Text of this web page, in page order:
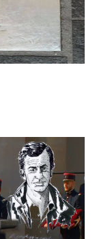
aux
d’Ennio